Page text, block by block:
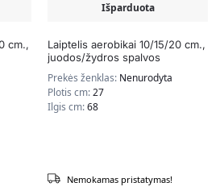
cm.,
Išparduota
Laiptelis aerobikai 10/15/20 cm.,
juodos/žydros spalvos
Prekės ženklas: Nenurodyta
Plotis cm:27
Ilgis cm:68
Nemokamas pristatymas!